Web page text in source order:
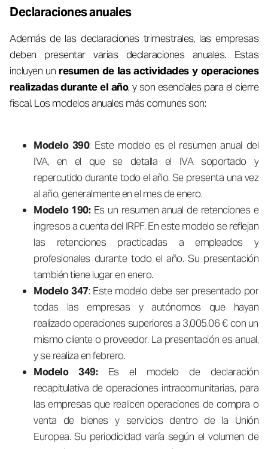
Declaraciones anuales
Además de las declaraciones trimestrales, las empresas
deben presentar varias declaraciones anuales. Estas
incluyen un resumen de las actividades y operaciones
realizadas durante el año, y son esenciales para el cierre
fiscal. Los modelos anuales más comunes son:
Modelo 390: Este modelo es el resumen anual del
IVA, en el que se detalla el IVA soportado y
repercutido durante todo el año. Se presenta una vez
al año, generalmente en el mes de enero.
Modelo 190:Es un resumen anual de retenciones e
ingresos a cuenta del IRPF. En este modelo se reflejan
las retenciones practicadas a empleados y
profesionales durante todo el año. Su presentación
también tiene lugar en enero.
Modelo 347: Este modelo debe ser presentado por
todas las empresas y autónomos que hayan
realizado operaciones superiores a 3,005.06 € con un
mismo cliente o proveedor. La presentación es anual,
y se realiza en febrero.
Modelo 349:Es el modelo de declaración
recapitulativa de operaciones intracomunitarias, para
las empresas que realicen operaciones de compra o
venta de bienes y servicios dentro de la Unión
Europea. Su periodicidad varía según el volumen de